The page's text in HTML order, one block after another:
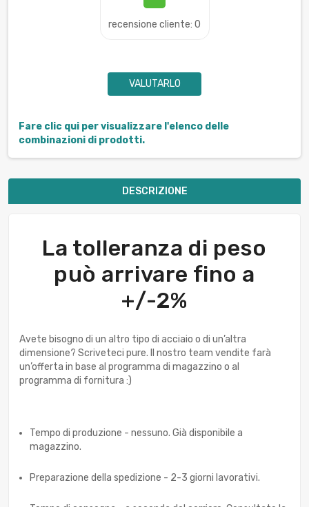
recensione cliente: 0
VALUTARLO
Fare clic qui per visualizzare l'elenco delle
combinazioni di prodotti.
DESCRIZIONE
La tolleranza di peso
può arrivare fino a
+/-2%
Avete bisogno di un altro tipo di acciaio o di un’altra
dimensione? Scriveteci pure. Il nostro team vendite farà
un’offerta in base al programma di magazzino o al
programma di fornitura :)
Tempo di produzione - nessuno. Già disponibile a
magazzino.
Preparazione della spedizione - 2-3 giorni lavorativi.